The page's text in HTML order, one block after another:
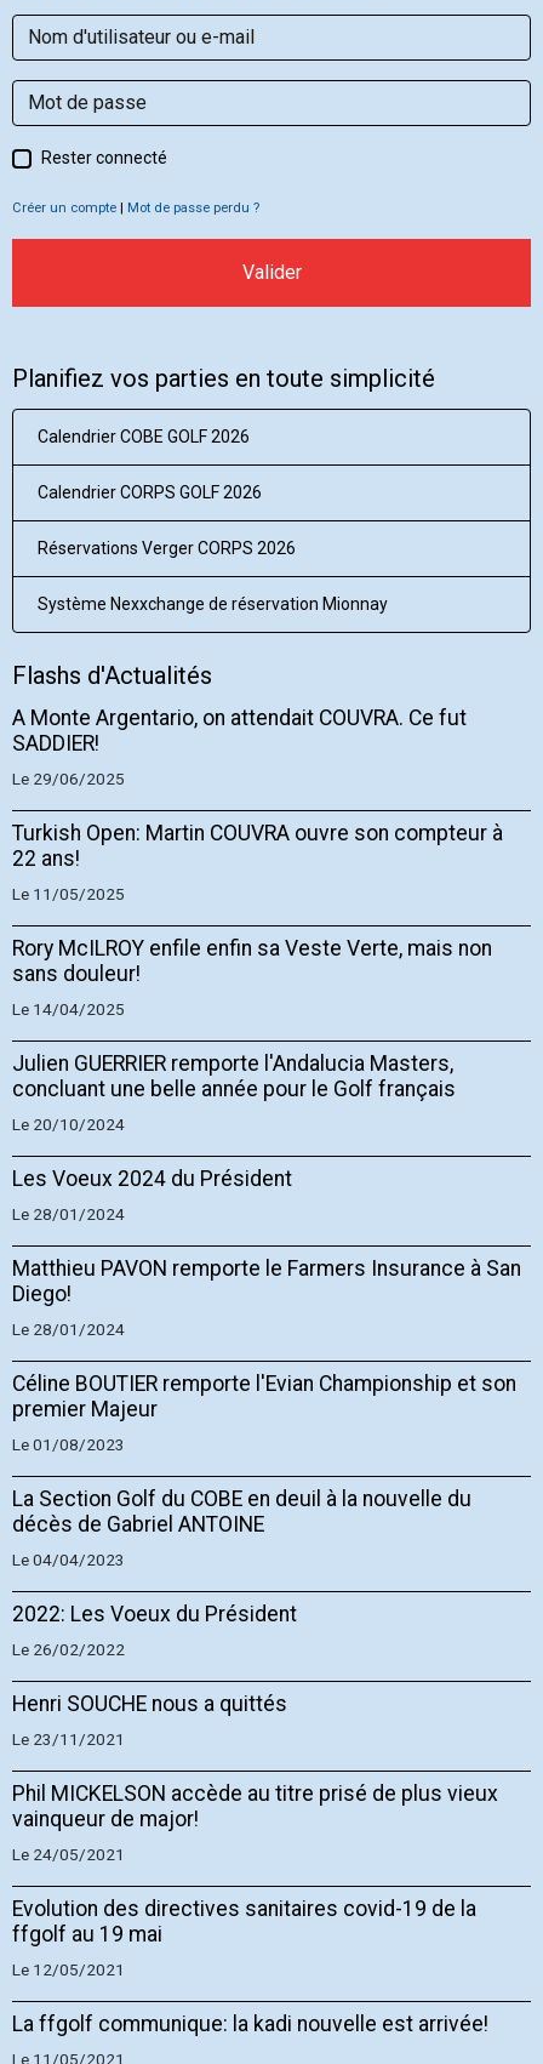
Rester connecté
Créer un compte | Mot de passe perdu ?
Valider
Planifiez vos parties en toute simplicité
Calendrier COBE GOLF 2026
Calendrier CORPS GOLF 2026
Réservations Verger CORPS 2026
Système Nexxchange de réservation Mionnay
Flashs d'Actualités
A Monte Argentario, on attendait COUVRA. Ce fut
SADDIER!
Le 29/06/2025
Turkish Open: Martin COUVRA ouvre son compteur à
22 ans!
Le 11/05/2025
Rory McILROY enfile enfin sa Veste Verte, mais non
sans douleur!
Le 14/04/2025
Julien GUERRIER remporte l'Andalucia Masters,
concluant une belle année pour le Golf français
Le 20/10/2024
Les Voeux 2024 du Président
Le 28/01/2024
Matthieu PAVON remporte le Farmers Insurance à San
Diego!
Le 28/01/2024
Céline BOUTIER remporte l'Evian Championship et son
premier Majeur
Le 01/08/2023
La Section Golf du COBE en deuil à la nouvelle du
décès de Gabriel ANTOINE
Le 04/04/2023
2022: Les Voeux du Président
Le 26/02/2022
Henri SOUCHE nous a quittés
Le 23/11/2021
Phil MICKELSON accède au titre prisé de plus vieux
vainqueur de major!
Le 24/05/2021
Evolution des directives sanitaires covid-19 de la
ffgolf au 19 mai
Le 12/05/2021
La ffgolf communique: la kadi nouvelle est arrivée!
Le 11/05/2021